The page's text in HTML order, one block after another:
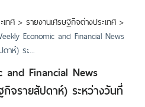
ทศ > รายงานเศรษฐกิจต่างประเทศ >
Economic and Financial News
าห์) ระ...
and Financial News
จรายสัปดาห์) ระหว่างวันที่